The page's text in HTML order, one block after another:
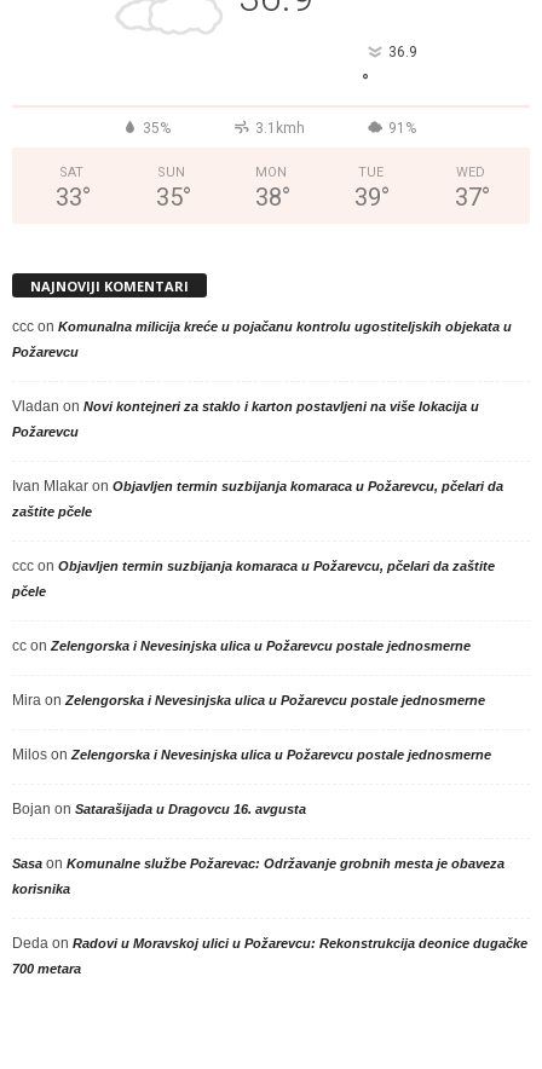
36.9
°
35% 3.1kmh 91%
SAT
33°
SUN
35°
MON
38°
TUE
39°
WED
37°
NAJNOVIJI KOMENTARI
ccc on Komunalna milicija kreće u pojačanu kontrolu ugostiteljskih objekata u
Požarevcu
Vladan on Novi kontejneri za staklo i karton postavljeni na više lokacija u
Požarevcu
Ivan Mlakar on Objavljen termin suzbijanja komaraca u Požarevcu, pčelari da
zaštite pčele
ccc on Objavljen termin suzbijanja komaraca u Požarevcu, pčelari da zaštite
pčele
cc onZelengorska i Nevesinjska ulica u Požarevcu postale jednosmerne
Mira onZelengorska i Nevesinjska ulica u Požarevcu postale jednosmerne
Milos onZelengorska i Nevesinjska ulica u Požarevcu postale jednosmerne
Bojan on Satarašijada u Dragovcu 16. avgusta
Sasa on Komunalne službe Požarevac: Održavanje grobnih mesta je obaveza
korisnika
Deda on Radovi u Moravskoj ulici u Požarevcu: Rekonstrukcija deonice dugačke
700 metara